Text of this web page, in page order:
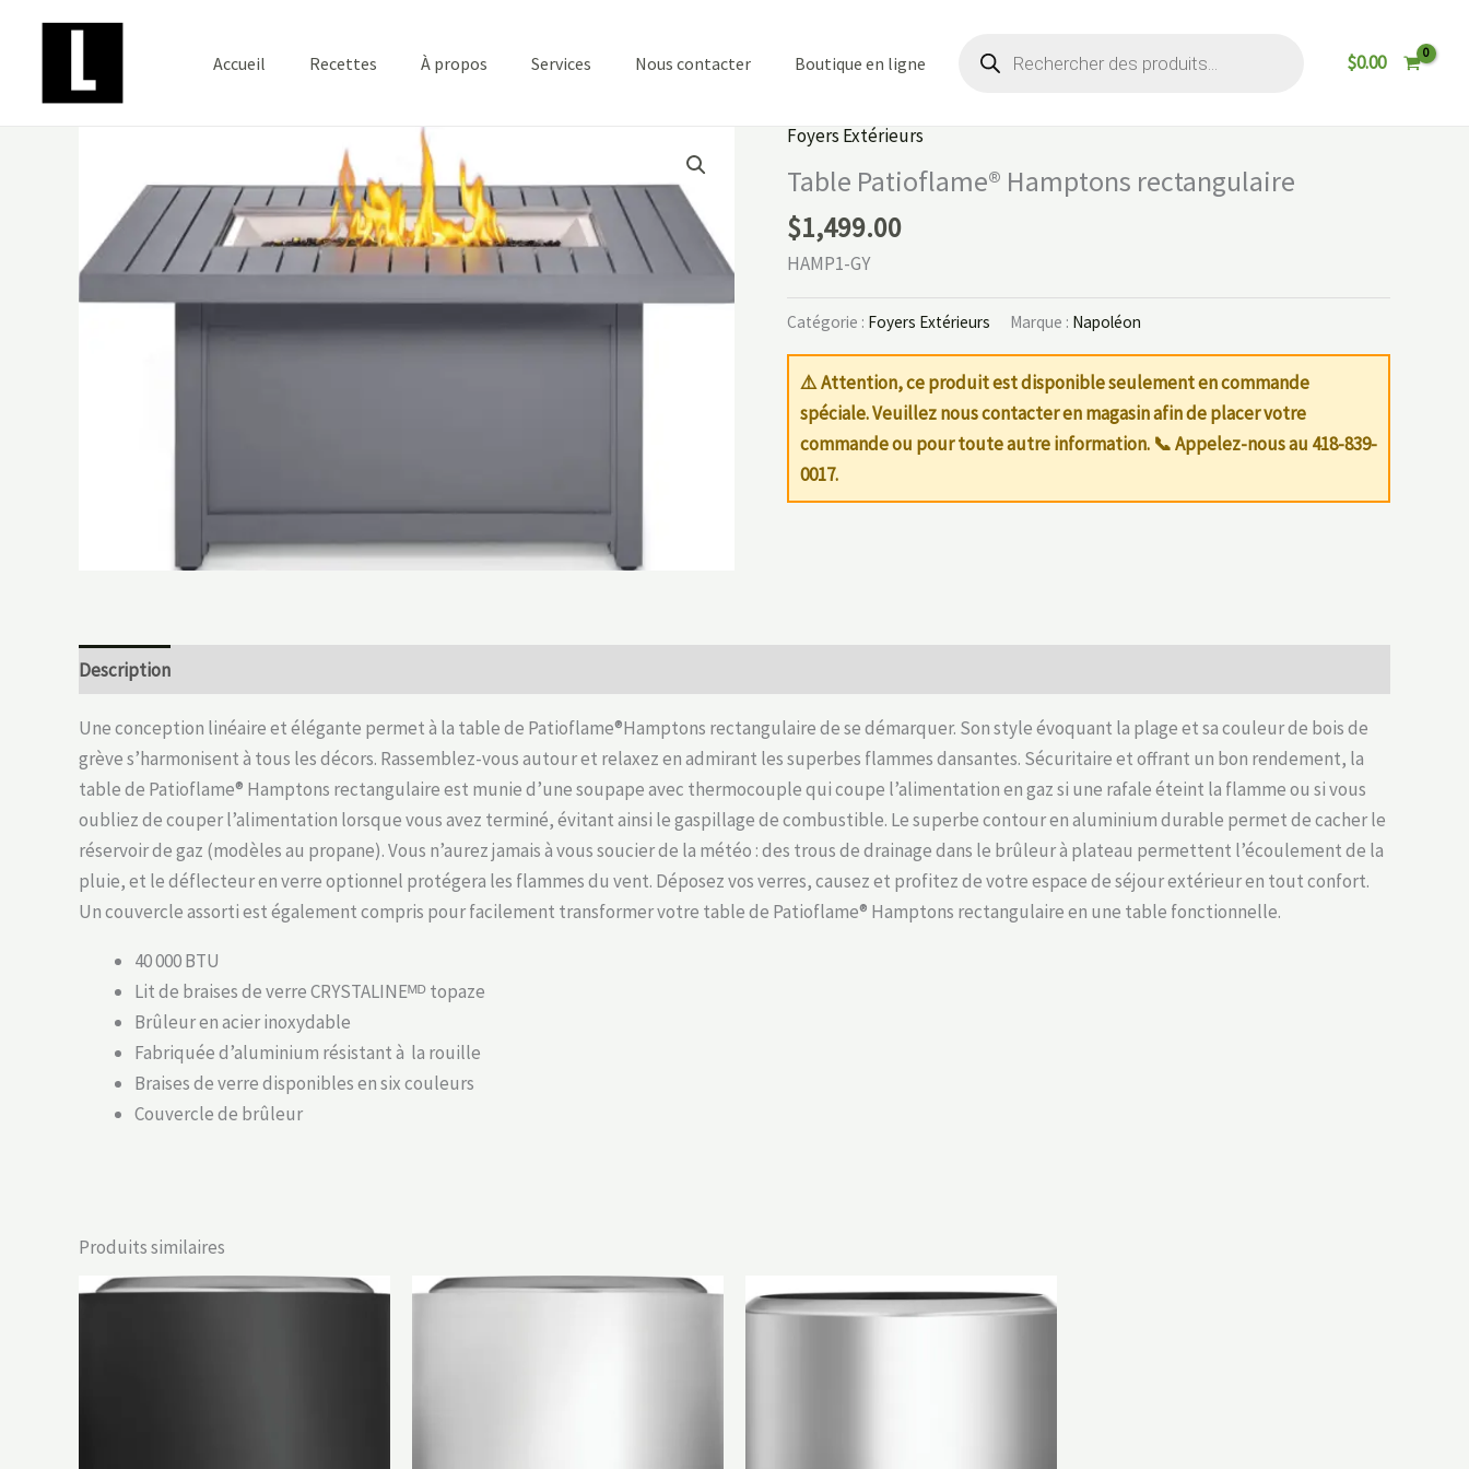
Accueil Recettes À propos Services Nous contacter Boutique en ligne produits $0.00
Foyers Extérieurs
Table Patioflame® Hamptons rectangulaire
$1,499.00
HAMP1-GY
Catégorie : Foyers Extérieurs Marque : Napoléon
⚠️ Attention, ce produit est disponible seulement en commande
spéciale. Veuillez nous contacter en magasin afin de placer votre
commande ou pour toute autre information. 📞Appelez-nous au 418-839-
0017.
Description
Une conception linéaire et élégante permet à la table de Patioflame®Hamptons rectangulaire de se démarquer. Son style évoquant la plage et sa couleur de bois de
grève s’harmonisent à tous les décors. Rassemblez-vous autour et relaxez en admirant les superbes flammes dansantes. Sécuritaire et offrant un bon rendement, la
table de Patioflame® Hamptons rectangulaire est munie d’une soupape avec thermocouple qui coupe l’alimentation en gaz si une rafale éteint la flamme ou si vous
oubliez de couper l’alimentation lorsque vous avez terminé, évitant ainsi le gaspillage de combustible. Le superbe contour en aluminium durable permet de cacher le
réservoir de gaz (modèles au propane). Vous n’aurez jamais à vous soucier de la météo : des trous de drainage dans le brûleur à plateau permettent l’écoulement de la
pluie, et le déflecteur en verre optionnel protégera les flammes du vent. Déposez vos verres, causez et profitez de votre espace de séjour extérieur en tout confort.
Un couvercle assorti est également compris pour facilement transformer votre table de Patioflame® Hamptons rectangulaire en une table fonctionnelle.
40 000 BTU
Lit de braises de verre CRYSTALINEᴹᴰ topaze
Brûleur en acier inoxydable
Fabriquée d’aluminium résistant à la rouille
Braises de verre disponibles en six couleurs
Couvercle de brûleur
Produits similaires